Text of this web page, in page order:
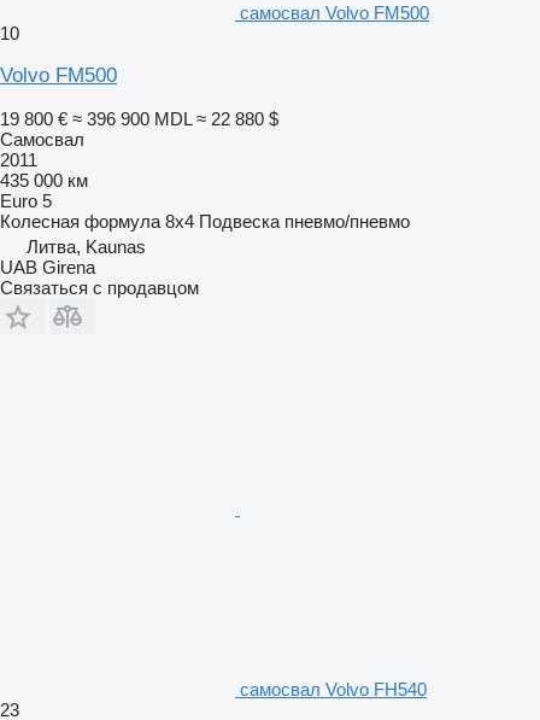
самосвал Volvo FM500
10
Volvo FM500
19 800 € ≈ 396 900 MDL ≈ 22 880 $
Самосвал
2011
435 000 км
Euro 5
Колесная формула 8x4 Подвеска пневмо/пневмо
Литва, Kaunas
UAB Girena
Связаться с продавцом
самосвал Volvo FH540
23